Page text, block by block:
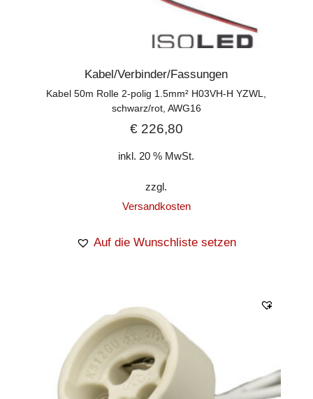
Kabel/Verbinder/Fassungen
Kabel 50m Rolle 2-polig 1.5mm² H03VH-H YZWL,
schwarz/rot, AWG16
€226,80
inkl. 20 % MwSt.
zzgl.
Versandkosten
Auf die Wunschliste setzen